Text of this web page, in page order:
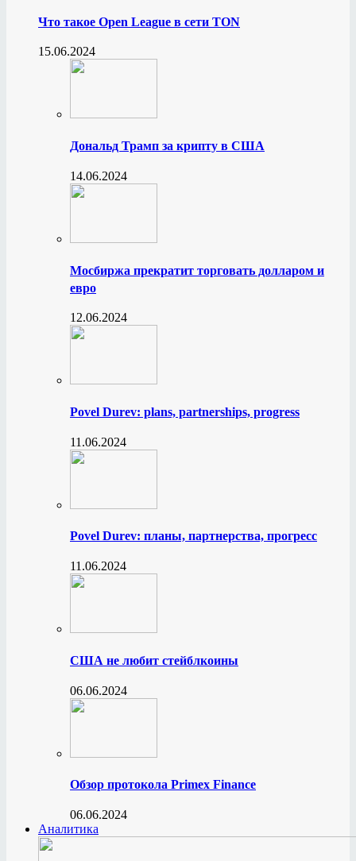
Что такое Open League в сети TON
15.06.2024
Дональд Трамп за крипту в США
14.06.2024
Мосбиржа прекратит торговать долларом и
евро
12.06.2024
Povel Durev: plans, partnerships, progress
11.06.2024
Povel Durev: планы, партнерства, прогресс
11.06.2024
США не любит стейблкоины
06.06.2024
Обзор протокола Primex Finance
06.06.2024
Аналитика